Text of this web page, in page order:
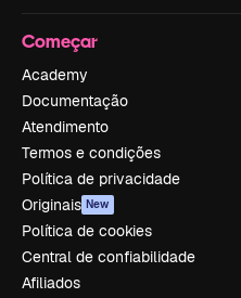
Começar
Academy
Documentação
Atendimento
Termos e condições
Política de privacidade
Originais New
Política de cookies
Central de confiabilidade
Afiliados